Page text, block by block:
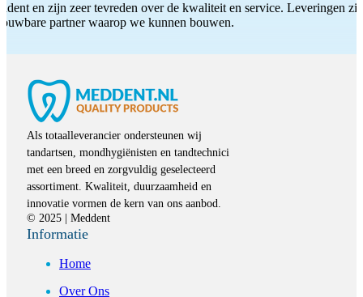
en zijn zeer tevreden over de kwaliteit en service. Leveringen
partner waarop we kunnen bouwen.
Als totaalleverancier ondersteunen wij
tandartsen, mondhygiënisten en tandtechnici
met een breed en zorgvuldig geselecteerd
assortiment. Kwaliteit, duurzaamheid en
innovatie vormen de kern van ons aanbod.
© 2025 | Meddent
Informatie
Home
Over Ons